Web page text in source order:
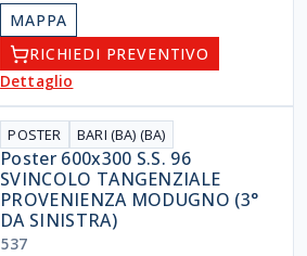
MAPPA
RICHIEDI PREVENTIVO
Dettaglio
POSTER BARI (BA) (BA)
Poster 600x300 S.S. 96
SVINCOLO TANGENZIALE
PROVENIENZA MODUGNO (3°
DA SINISTRA)
537